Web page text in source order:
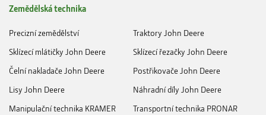
Zemědělská technika
Precizní zemědělství
Traktory John Deere
Sklízecí mlátičky John Deere
Sklízecí řezačky John Deere
Čelní nakladače John Deere
Postřikovače John Deere
Lisy John Deere
Náhradní díly John Deere
Manipulační technika KRAMER
Transportní technika PRONAR